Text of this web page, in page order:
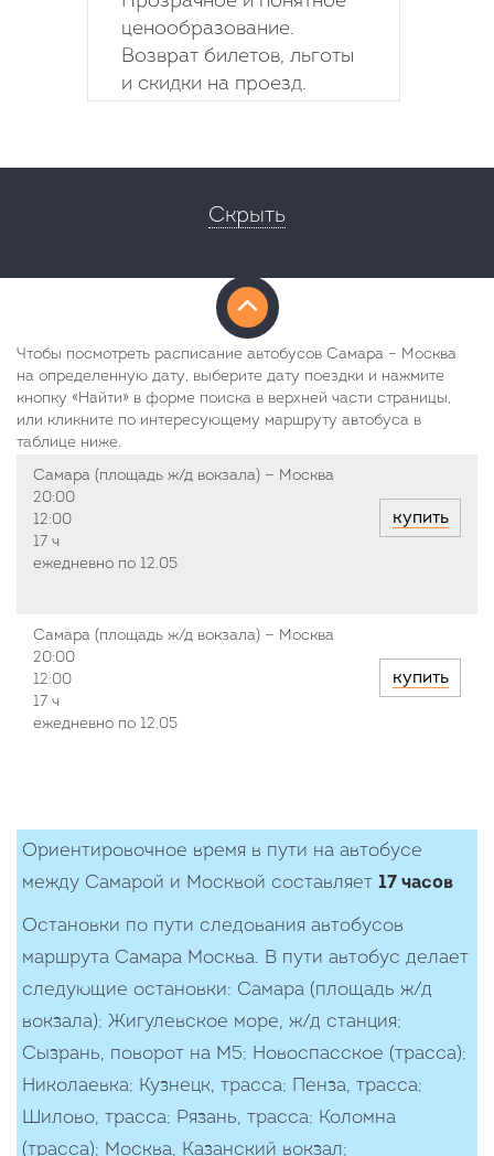
ценообразование.
Возврат билетов, льготы
и скидки на проезд.
Скрыть
Чтобы посмотреть расписание автобусов Самара – Москва
на определенную дату, выберите дату поездки и нажмите
кнопку «Найти» в форме поиска в верхней части страницы,
или кликните по интересующему маршруту автобуса в
таблице ниже.
Самара (площадь ж/д вокзала) — Москва
20:00
12:00
17 ч
ежедневно по 12.05
купить
Самара (площадь ж/д вокзала) — Москва
20:00
12:00
17 ч
ежедневно по 12.05
купить
Ориентировочное время в пути на автобусе
между Самарой и Москвой составляет 17 часов
Остановки по пути следования автобусов
маршрута Самара Москва. В пути автобус делает
следующие остановки: Самара (площадь ж/д
вокзала); Жигулевское море, ж/д станция;
Сызрань, поворот на М5; Новоспасское (трасса);
Николаевка; Кузнецк, трасса; Пенза, трасса;
Шилово, трасса; Рязань, трасса; Коломна
(трасса); Москва, Казанский вокзал;